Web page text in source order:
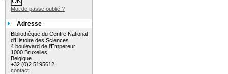
Mot de passe oublié ?
Adresse
Bibliothèque du Centre National
d'Histoire des Sciences
4 boulevard de l'Empereur
1000 Bruxelles
Belgique
+32 (0)2 5195612
contact